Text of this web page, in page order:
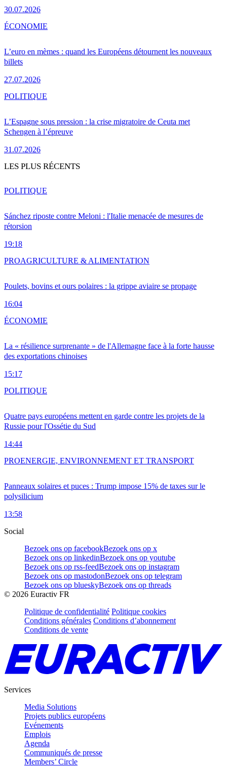
30.07.2026
L’euro en mèmes : quand les Européens détournent les nouveaux
billets
27.07.2026
ÉCONOMIE
L’Espagne sous pression : la crise migratoire de Ceuta met
Schengen à l’épreuve
31.07.2026
POLITIQUE
LES PLUS RÉCENTS
Sánchez riposte contre Meloni : l'Italie menacée de mesures de
rétorsion
19:18
POLITIQUE
Poulets, bovins et ours polaires : la grippe aviaire se propage
16:04
PROAGRICULTURE & ALIMENTATION
La « résilience surprenante » de l'Allemagne face à la forte hausse
des exportations chinoises
15:17
ÉCONOMIE
Quatre pays européens mettent en garde contre les projets de la
Russie pour l'Ossétie du Sud
14:44
POLITIQUE
Panneaux solaires et puces : Trump impose 15% de taxes sur le
polysilicium
13:58
PROENERGIE, ENVIRONNEMENT ET TRANSPORT
Social
Bezoek ons op facebookBezoek ons op x
Bezoek ons op linkedinBezoek ons op youtube
Bezoek ons op rss-feedBezoek ons op instagram
Bezoek ons op mastodonBezoek ons op telegram
Bezoek ons op blueskyBezoek ons op threads
© 2026 Euractiv FR
Politique de confidentialité Politique cookies
Conditions générales Conditions d’abonnement
Conditions de vente
Services
Media Solutions
Projets publics européens
Evénements
Emplois
Agenda
Communiqués de presse
Members’ Circle